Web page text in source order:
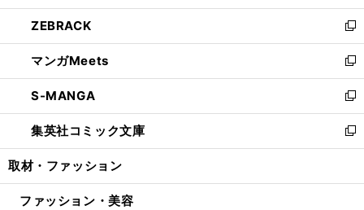
開
く
ウ
で
開
く
ン
ド
ウ
で
開
く
ウ
ィ
ン
ド
ウ
で
開
く
し
い
ウ
ィ
ン
ド
ウ
で
開
ZEBRACK
新
し
い
ウ
ィ
ン
ド
ウ
開
マンガMeets
新
し
い
ウ
ィ
ン
ウ
S-MANGA
新
し
い
ウ
ン
集英社コミック文庫
新
し
ウ
取材・ファッション
ファッション・美容